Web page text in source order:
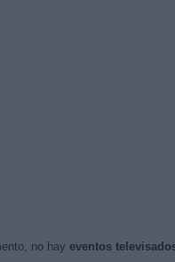
no hay eventos